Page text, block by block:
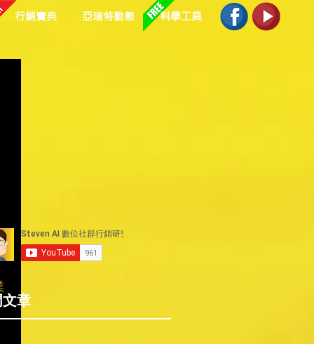
行銷寶典 亞瑞特動態 科學工具
章